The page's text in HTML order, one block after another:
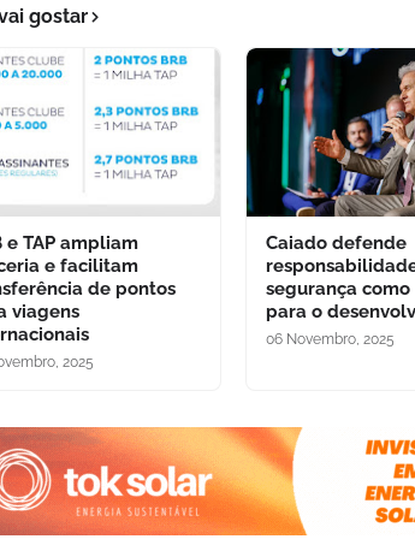
gostar
e TAP ampliam
e facilitam
de pontos
viagens
2025
Caiado defende
segurança como
para o
06 Novembro, 2025